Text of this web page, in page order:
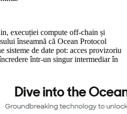
execuției compute off-chain și
înseamnă că Ocean Protocol
sisteme de date pot: acces provizoriu
într-un singur intermediar în